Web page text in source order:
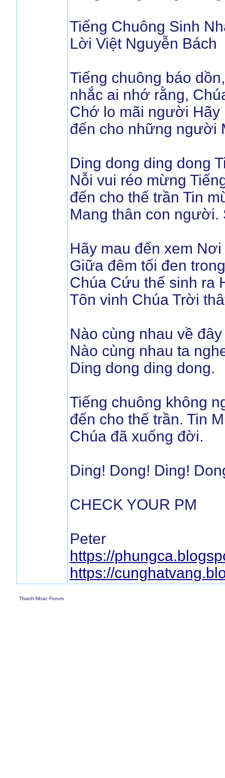
Tiếng Chuông Sinh
Lời Việt Nguyễn Bách
Tiếng chuông báo
nhắc ai nhớ rằng,
Chớ lo mãi người Hãy
đến cho những người
Ding dong ding dong
Nỗi vui réo mừng
đến cho thế trần Tin
Mang thân con
Hãy mau đến xem
Giữa đêm tối đen
Chúa Cứu thế sinh ra
Tôn vinh Chúa Trời
Nào cùng nhau về
Nào cùng nhau ta
Ding dong ding dong.
Tiếng chuông không
đến cho thế trần. Tin
Chúa đã xuống đời.
Ding! Dong! Ding!
CHECK YOUR PM
Peter
https://
https://
Thanh-Nhac Forum